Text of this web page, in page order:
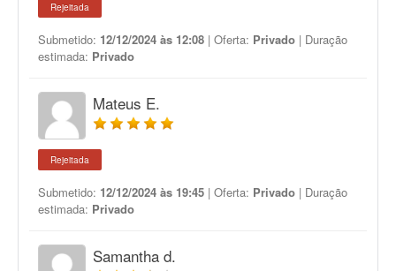
Rejeitada
Submetido: 12/12/2024 às 12:08 | Oferta: Privado | Duração
estimada: Privado
Mateus E.
Rejeitada
Submetido: 12/12/2024 às 19:45 | Oferta: Privado | Duração
estimada: Privado
Samantha d.